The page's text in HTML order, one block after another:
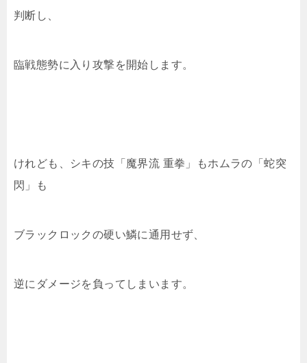
判断し、
臨戦態勢に入り攻撃を開始します。
けれども、シキの技「魔界流 重拳」もホムラの「蛇突
閃」も
ブラックロックの硬い鱗に通用せず、
逆にダメージを負ってしまいます。